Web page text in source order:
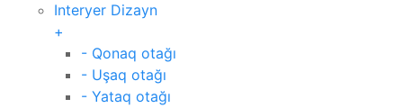
Interyer Dizayn
+
- Qonaq otağı
- Uşaq otağı
- Yataq otağı